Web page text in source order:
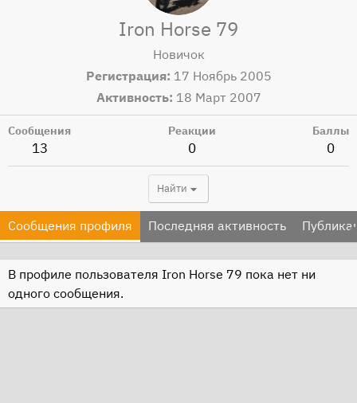
Iron Horse 79
Новичок
Регистрация 17 Ноябрь 2005
Активность 18 Март 2007
Сообщения
13
Реакции
0
Баллы
0
Найти
Сообщения профиля Последняя активность
В профиле пользователя Iron Horse 79 пока нет ни
одного сообщения.